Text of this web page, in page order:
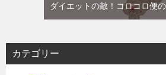
ダイエットの敵！コロコロ便
カテゴリー